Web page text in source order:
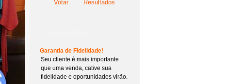
Garantia de Fidelidade!
Seu cliente é mais importante
que uma venda, cative sua
fidelidade e oportunidades virão.